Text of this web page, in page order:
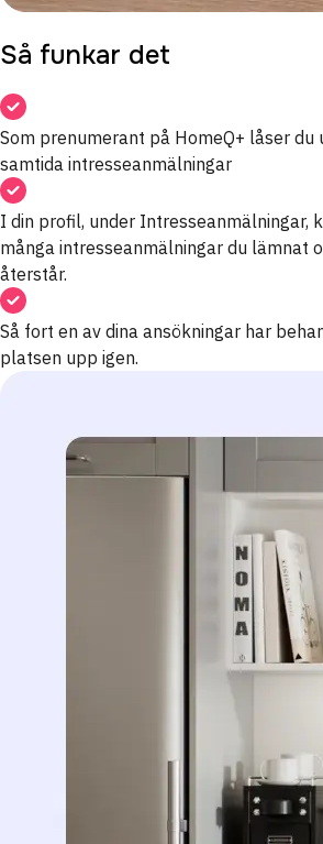
Så funkar det
Som prenumerant på HomeQ+ låser
samtida intresseanmälningar
I din profil, under Intresseanmälningar,
många intresseanmälningar du lämnat
återstår.
Så fort en av dina ansökningar har
platsen upp igen.